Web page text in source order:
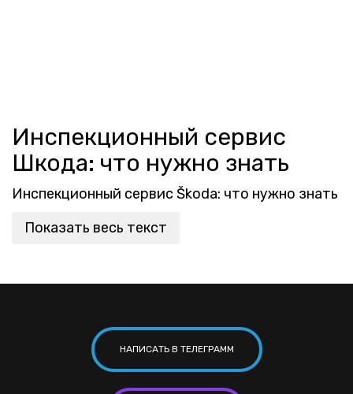
Инспекционный сервис
Шкода: что нужно знать
Инспекционный сервис Škoda: что нужно знать
Показать весь текст
НАПИСАТЬ В ТЕЛЕГРАММ